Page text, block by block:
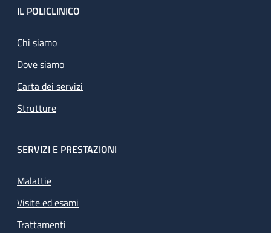
Footer
IL POLICLINICO
Chi siamo
Dove siamo
Carta dei servizi
Strutture
SERVIZI E PRESTAZIONI
Malattie
Visite ed esami
Trattamenti